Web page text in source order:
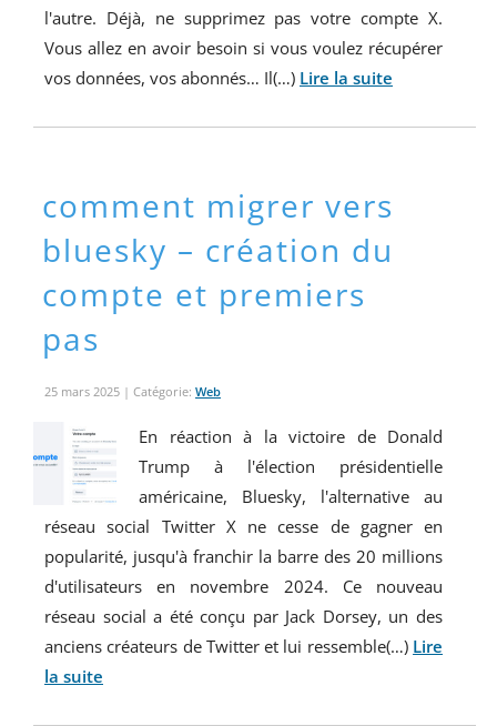
l'autre. Déjà, ne supprimez pas votre compte X.
Vous allez en avoir besoin si vous voulez récupérer
vos données, vos abonnés… Il(…) Lire la suite
comment migrer vers
bluesky – création du
compte et premiers
pas
25 mars 2025 | Catégorie: Web
En réaction à la victoire de Donald
Trump à l'élection présidentielle
américaine, Bluesky, l'alternative au
réseau social Twitter X ne cesse de gagner en
popularité, jusqu'à franchir la barre des 20 millions
d'utilisateurs en novembre 2024. Ce nouveau
réseau social a été conçu par Jack Dorsey, un des
anciens créateurs de Twitter et lui ressemble(…) Lire
la suite